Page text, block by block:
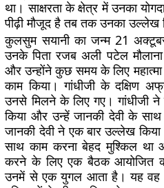
था। साक्षरता के क्षेत्र में उनका
पीढ़ी मौजूद है तब तक उनका उल्लेख
कुलसुम सयानी का जन्म 21
उनके पिता रजब अली पटेल
और उन्होंने कुछ समय के लिए
काम किया। गांधीजी के दक्षिण
उनसे मिलने के लिए गए। गांधीजी ने
किया और उन्हें जानकी देवी के
जानकी देवी ने एक बार उल्लेख
साथ काम करना बेहद मुश्किल था
करने के लिए एक बैठक आयोजित
उनमें से एक युगल आता है। यह वह